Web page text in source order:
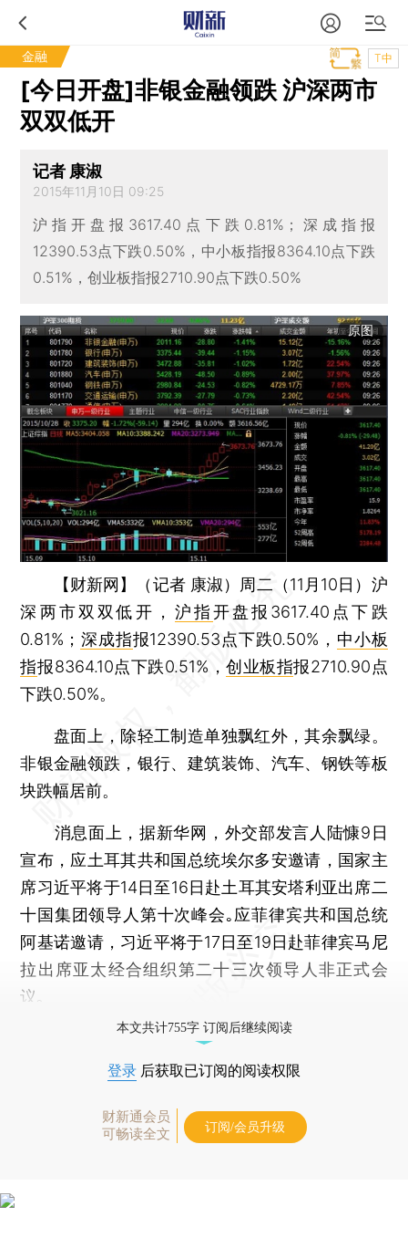
金融 T中
[今日开盘]非银金融领跌 沪深两市
双双低开
记者 康淑
2015年11月10日 09:25
沪指开盘报3617.40点下跌0.81%；深成指报
12390.53点下跌0.50%，中小板指报8364.10点下跌
0.51%，创业板指报2710.90点下跌0.50%
原图
【财新网】（记者 康淑） 周二（11月10日）沪
深两市双双低开， 沪指开盘报3617.40点下跌
0.81%； 深成指报12390.53点下跌0.50%， 中小板
指报8364.10点下跌0.51%，创业板指报2710.90点
下跌0.50%。
盘面上，除轻工制造单独飘红外，其余飘绿。
非银金融领跌，银行、建筑装饰、汽车、钢铁等板
块跌幅居前。
消息面上，据新华网，外交部发言人陆慷9日
宣布，应土耳其共和国总统埃尔多安邀请，国家主
席习近平将于14日至16日赴土耳其安塔利亚出席二
十国集团领导人第十次峰会｡应菲律宾共和国总统
阿基诺邀请，习近平将于17日至19日赴菲律宾马尼
拉出席亚太经合组织第二十三次领导人非正式会
议｡
本文共计755字 订阅后继续阅读
登录 后获取已订阅的阅读权限
财新通会员
可畅读全文
订阅/会员升级